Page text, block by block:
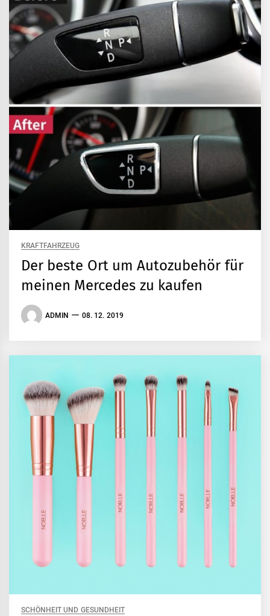
KRAFTFAHRZEUG
Der beste Ort um Autozubehör für
meinen Mercedes zu kaufen
ADMIN 08. 12. 2019
SCHÖNHEIT UND GESUNDHEIT